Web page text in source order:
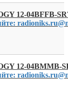
12-04BFFB-
12-04BMMB-